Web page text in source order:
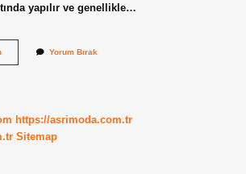
yapılır ve genellikle…
Küretaj
Yorum Bırak
https://asrimoda.com.tr
Sitemap